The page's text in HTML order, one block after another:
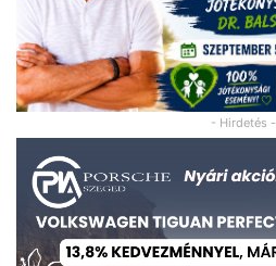
- Hirdetés -